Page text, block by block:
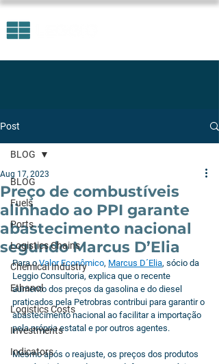
Post
BLOG
Fuels
Ports
Logistics Chains
Chemical Industry
Ethanol
Logistics Costs
Investments
Indicators
BLOG
Preço de combustíveis
alinhado ao PPI garante
abastecimento nacional
segundo Marcus D’Elia
Aug 17, 2023
Para o Valor Econômico, Marcus D´Elia, sócio da
Leggio Consultoria, explica que o recente
aumento dos preços da gasolina e do diesel
praticados pela Petrobras contribui para garantir o
abastecimento nacional ao facilitar a importação
pela própria estatal e por outros agentes.
Mesmo após o reajuste, os preços dos produtos